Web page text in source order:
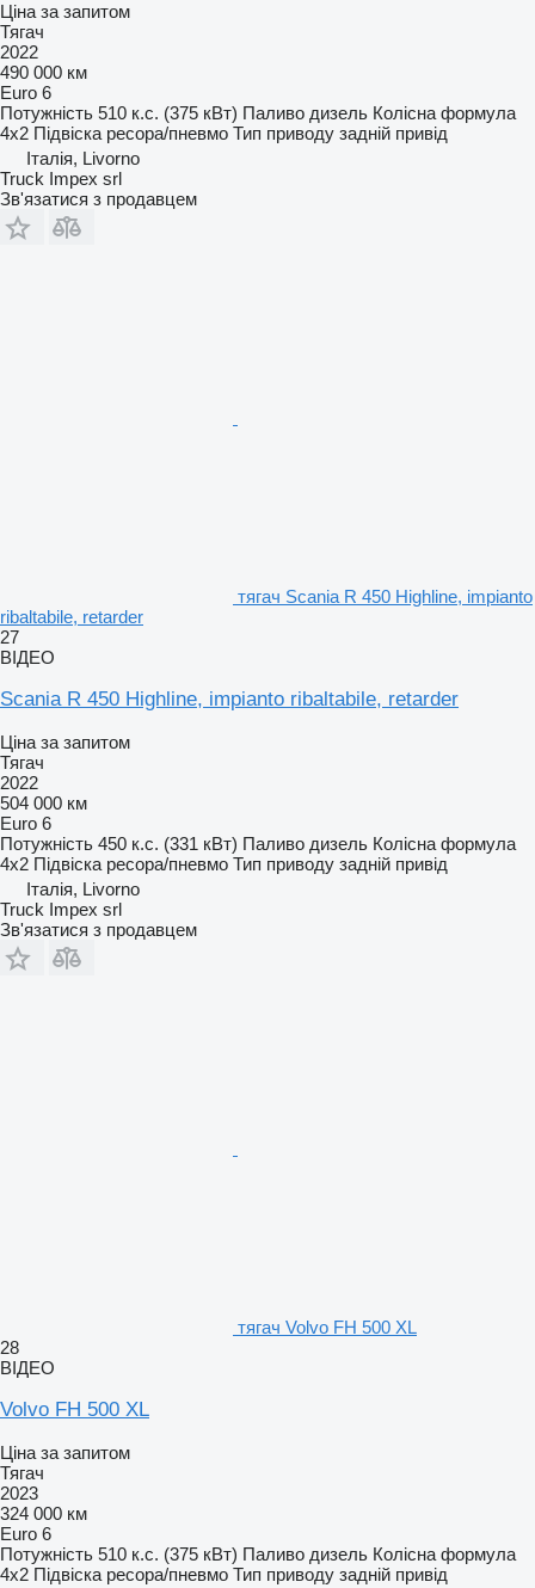
Ціна за запитом
Тягач
2022
490 000 км
Euro 6
Потужність 510 к.с. (375 кВт) Паливо дизель Колісна формула
4x2 Підвіска ресора/пневмо Тип приводу задній привід
Італія, Livorno
Truck Impex srl
Зв'язатися з продавцем
тягач Scania R 450 Highline, impianto
ribaltabile, retarder
27
ВІДЕО
Scania R 450 Highline, impianto ribaltabile, retarder
Ціна за запитом
Тягач
2022
504 000 км
Euro 6
Потужність 450 к.с. (331 кВт) Паливо дизель Колісна формула
4x2 Підвіска ресора/пневмо Тип приводу задній привід
Італія, Livorno
Truck Impex srl
Зв'язатися з продавцем
тягач Volvo FH 500 XL
28
ВІДЕО
Volvo FH 500 XL
Ціна за запитом
Тягач
2023
324 000 км
Euro 6
Потужність 510 к.с. (375 кВт) Паливо дизель Колісна формула
4x2 Підвіска ресора/пневмо Тип приводу задній привід